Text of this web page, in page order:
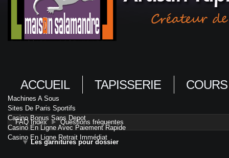
ACCUEIL TAPISSERIE COURS
Machines A Sous
Sites De Paris Sportifs
Casino Bonus Sans Depot
Casino En Ligne Avec Paiement Rapide
Casino En Ligne Retrait Immédiat
FAQ Index Questions fréquentes
Les garnitures pour dossier